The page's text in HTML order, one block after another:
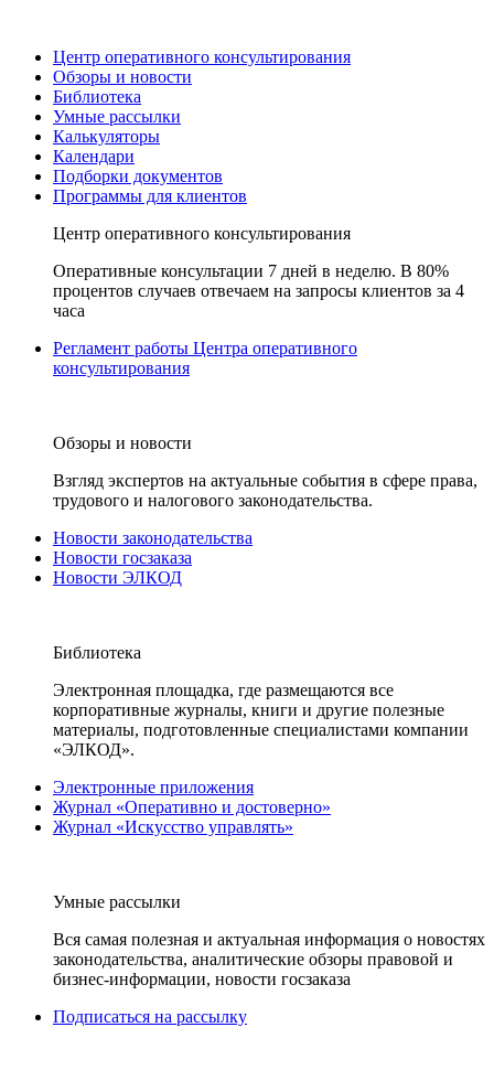
Центр оперативного консультирования
Обзоры и новости
Библиотека
Умные рассылки
Калькуляторы
Календари
Подборки документов
Программы для клиентов
Центр оперативного консультирования
Оперативные консультации 7 дней в неделю. В 80%
процентов случаев отвечаем на запросы клиентов за 4
часа
Регламент работы Центра оперативного
консультирования
Обзоры и новости
Взгляд экспертов на актуальные события в сфере права,
трудового и налогового законодательства.
Новости законодательства
Новости госзаказа
Новости ЭЛКОД
Библиотека
Электронная площадка, где размещаются все
корпоративные журналы, книги и другие полезные
материалы, подготовленные специалистами компании
«ЭЛКОД».
Электронные приложения
Журнал «Оперативно и достоверно»
Журнал «Искусство управлять»
Умные рассылки
Вся самая полезная и актуальная информация о новостях
законодательства, аналитические обзоры правовой и
бизнес-информации, новости госзаказа
Подписаться на рассылку